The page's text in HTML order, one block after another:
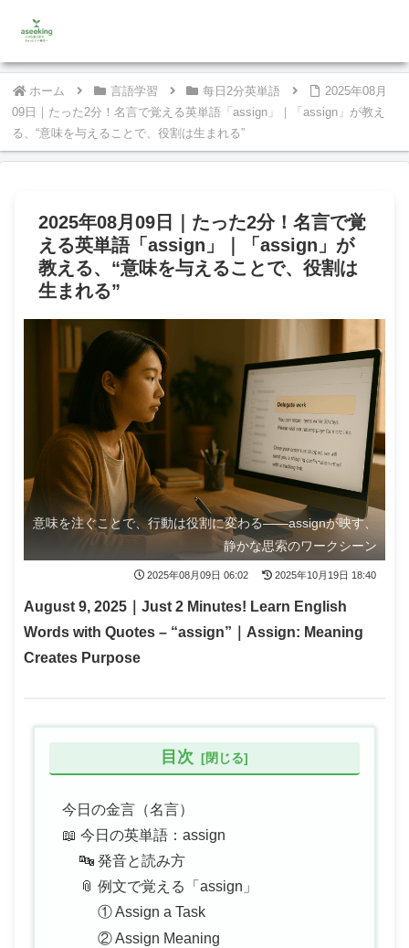
ホーム 言語学習 每日2分英単語
2025年08月
09日｜たった2分！名言で覚える英単語「assign」｜「assign」が教え
る、“意味を与えることで、役割は生まれる”
2025年08月09日｜たった2分！名言で覚
える英単語「assign」｜「assign」が
教える、“意味を与えることで、役割は
生まれる”
意味を注ぐことで、行動は役割に変わる——assignが映す、
静かな思索のワークシーン
2025年08月09日 06:02 2025年10月19日 18:40
August 9, 2025｜Just 2 Minutes! Learn English
Words with Quotes – “assign”｜Assign: Meaning
Creates Purpose
目次
今日の金言（名言）
📖 今日の英単語：assign
🔤 発音と読み方
📎 例文で覚える「assign」
① Assign a Task
② Assign Meaning